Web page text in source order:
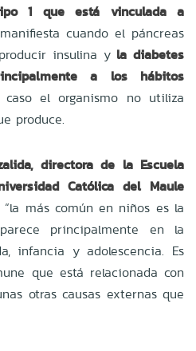
1 que está vinculada a
cuando el páncreas
insulina y la diabetes
a los hábitos
el organismo no utiliza
produce.
directora de la Escuela
Católica del Maule
más común en niños es la
principalmente en la
infancia y adolescencia. Es
que está relacionada con
otras causas externas que